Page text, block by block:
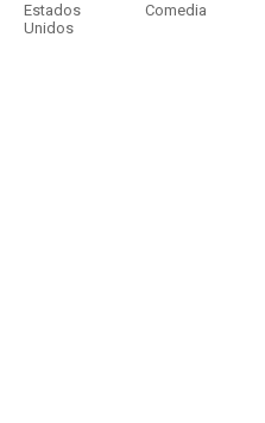
Estados
Unidos
Comedia